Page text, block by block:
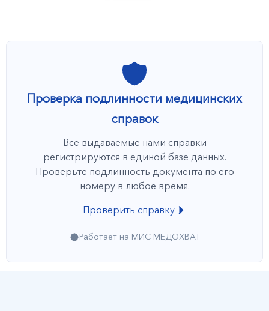
Проверка подлинности медицинских
справок
Все выдаваемые нами справки
регистрируются в единой базе данных.
Проверьте подлинность документа по его
номеру в любое время.
Проверить справку
Работает на МИС МЕДОХВАТ